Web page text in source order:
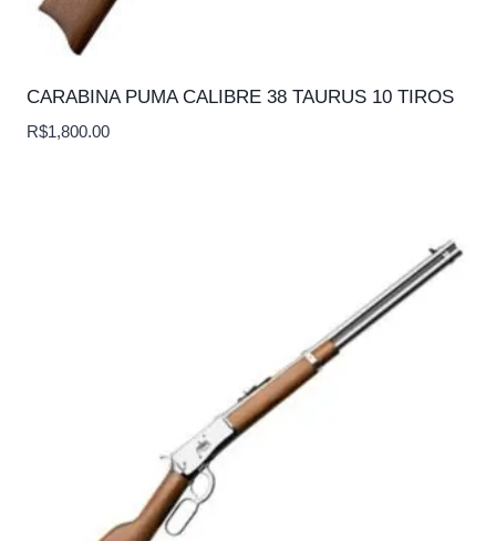
CARABINA PUMA CALIBRE 38 TAURUS 10 TIROS
R$1,800.00